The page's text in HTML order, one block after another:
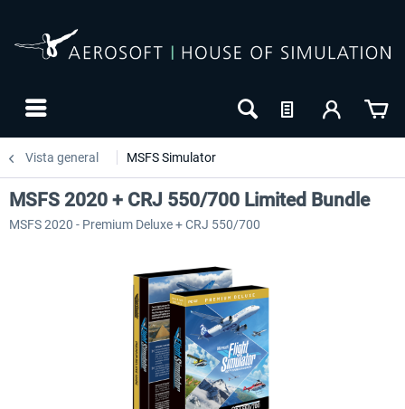
Vista general MSFS Simulator
-31
MSFS 2020 + CRJ 550/700 Limited Bundle
MSFS 2020 - Premium Deluxe + CRJ 550/700